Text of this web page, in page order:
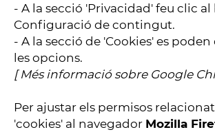
- A la secció 'Privacidad' feu clic
Configuració de contingut.
- A la secció de 'Cookies' es
les opcions.
[Més informació sobre Google
Per ajustar els permisos
'cookies' al navegador Mozilla